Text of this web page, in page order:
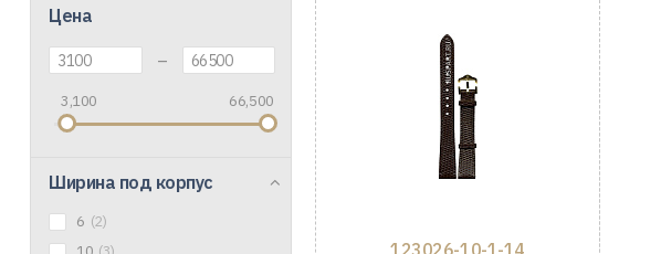
Цена
–
3,100 66,500
Ширина под корпус
6 (2)
123026-10-1-14